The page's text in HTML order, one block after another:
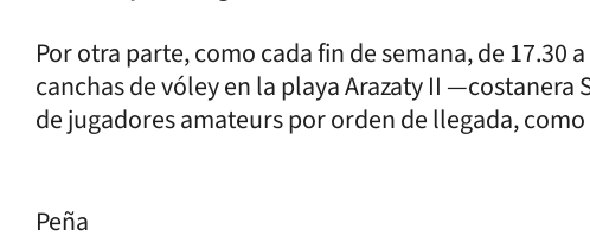
Por otra parte, como cada fin de semana, de 17.30
canchas de vóley en la playa Arazaty II —costanera
de jugadores amateurs por orden de llegada,
Peña